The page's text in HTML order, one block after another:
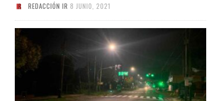
REDACCIÓN IR 8 JUNIO, 2021